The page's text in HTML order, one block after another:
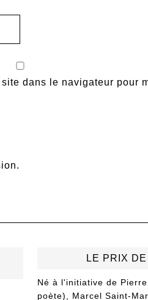
dans le navigateur pour
LE PRIX
Né à l'initiative de
poète), Marcel Saint-